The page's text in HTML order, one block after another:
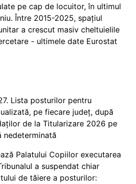
pe cap de locuitor, în ultimul
Între 2015-2025, spațiul
a crescut masiv cheltuielile
- ultimele date Eurostat
Lista posturilor pentru
pe fiecare județ, după
de la Titularizare 2026 pe
nedeterminată
Palatului Copiilor executarea
a suspendat chiar
de tăiere a posturilor: